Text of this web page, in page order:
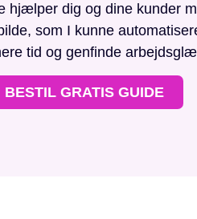
hjælper dig og dine kunder
som I kunne
tid og genfinde
BESTIL GRATIS GUIDE